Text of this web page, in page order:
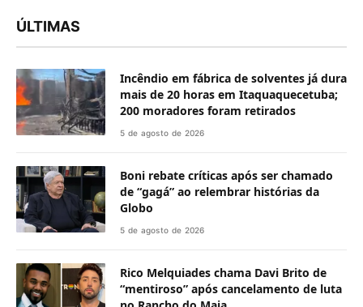
ÚLTIMAS
Incêndio em fábrica de solventes já dura
mais de 20 horas em Itaquaquecetuba;
200 moradores foram retirados
5 de agosto de 2026
Boni rebate críticas após ser chamado
de “gagá” ao relembrar histórias da
Globo
5 de agosto de 2026
Rico Melquiades chama Davi Brito de
“mentiroso” após cancelamento de luta